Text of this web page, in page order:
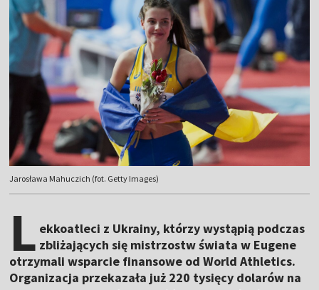
Jarosława Mahuczich (fot. Getty Images)
L ekkoatleci z Ukrainy, którzy wystąpią podczas
zbliżających się mistrzostw świata w Eugene
otrzymali wsparcie finansowe od World Athletics.
Organizacja przekazała już 220 tysięcy dolarów na